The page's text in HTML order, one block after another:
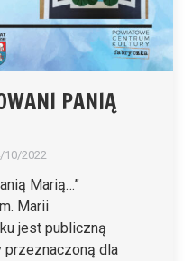
PANIĄ
10/2022
Panią Marią…”
Marii
jest publiczną
dla